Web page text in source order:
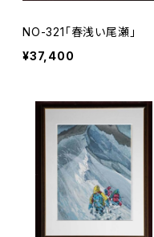
NO-321「春浅い尾瀬」
¥37,400